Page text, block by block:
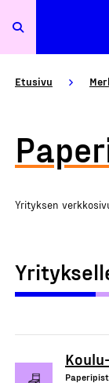
Etusivu
Yrityksen